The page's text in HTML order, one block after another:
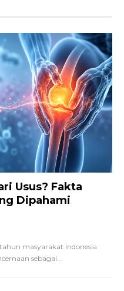
Usus? Fakta
Dipahami
masyarakat Indonesia
sebagai…